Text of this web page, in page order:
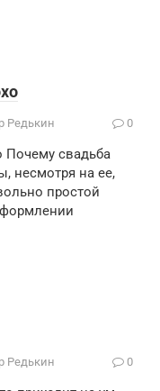
Редькин 0
Почему свадьба
несмотря на ее,
простой
Редькин 0